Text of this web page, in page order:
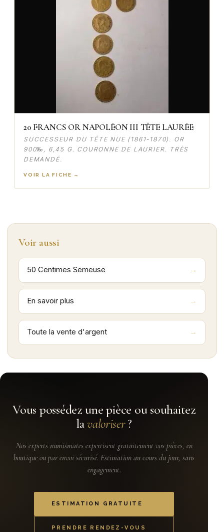
20 FRANCS OR NAPOLÉON III TÊTE LAURÉE
SUCCESSEUR DU TÊTE NUE (1861-1870). OR
900‰, 6,45 G. COURONNE DE LAURIER. TRÈS
DEMANDÉ.
VOIR LA FICHE →
Voir aussi
50 Centimes Semeuse
En savoir plus
Toute la vente d'argent
Vous possédez une pièce ou souhaitez
lavaloriser?
Nos experts numismates expertisent gratuitement vos pièces, en
boutique ou par envoi sécurisé. Estimation au cours du jour, sans
engagement.
ESTIMATION GRATUITE
PRENDRE RENDEZ-VOUS